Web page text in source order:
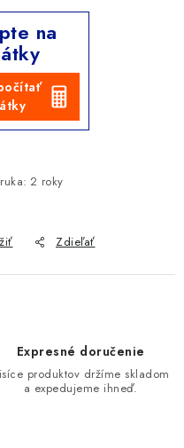
na
: 2 roky
Zdieľať
Expresné doručenie
produktov držíme skladom
a expedujeme ihneď.